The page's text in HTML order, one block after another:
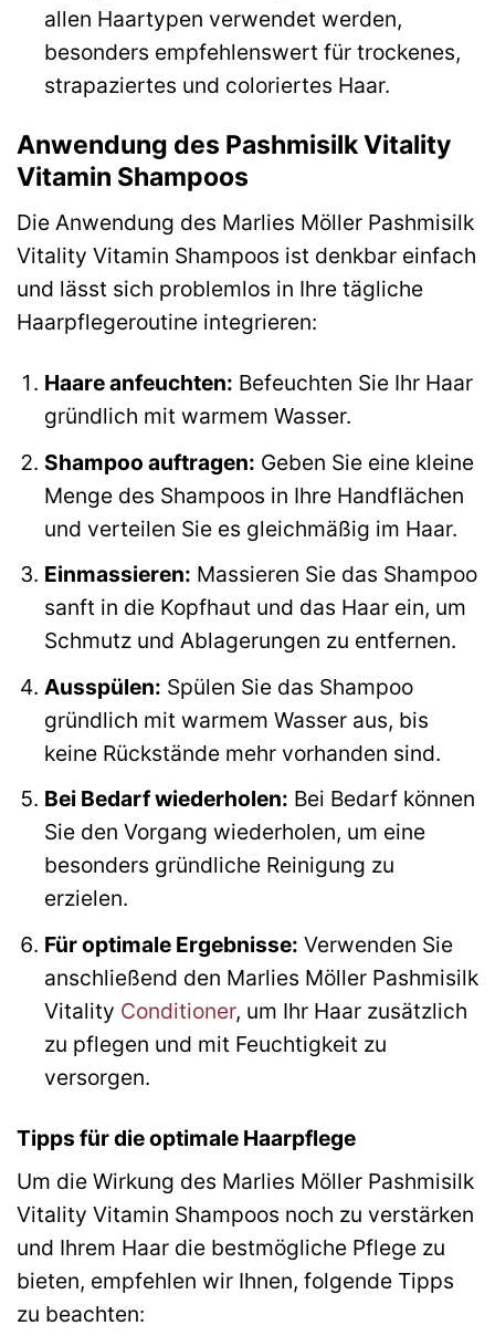
allen Haartypen verwendet werden,
besonders empfehlenswert für trockenes,
strapaziertes und coloriertes Haar.
Anwendung des Pashmisilk Vitality
Vitamin Shampoos
Die Anwendung des Marlies Möller Pashmisilk
Vitality Vitamin Shampoos ist denkbar einfach
und lässt sich problemlos in Ihre tägliche
Haarpflegeroutine integrieren:
Haare anfeuchten: Befeuchten Sie Ihr Haar
gründlich mit warmem Wasser.
Shampoo auftragen: Geben Sie eine kleine
Menge des Shampoos in Ihre Handflächen
und verteilen Sie es gleichmäßig im Haar.
Einmassieren: Massieren Sie das Shampoo
sanft in die Kopfhaut und das Haar ein, um
Schmutz und Ablagerungen zu entfernen.
Ausspülen: Spülen Sie das Shampoo
gründlich mit warmem Wasser aus, bis
keine Rückstände mehr vorhanden sind.
Bei Bedarf wiederholen: Bei Bedarf können
Sie den Vorgang wiederholen, um eine
besonders gründliche Reinigung zu
erzielen.
Für optimale Ergebnisse: Verwenden Sie
anschließend den Marlies Möller Pashmisilk
Vitality Conditioner, um Ihr Haar zusätzlich
zu pflegen und mit Feuchtigkeit zu
versorgen.
Tipps für die optimale Haarpflege
Um die Wirkung des Marlies Möller Pashmisilk
Vitality Vitamin Shampoos noch zu verstärken
und Ihrem Haar die bestmögliche Pflege zu
bieten, empfehlen wir Ihnen, folgende Tipps
zu beachten: